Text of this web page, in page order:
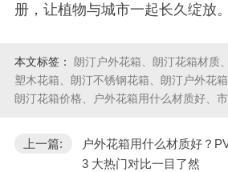
册，让植物与城市一起长久绽放。
本文标签：
朗汀户外花箱、朗汀花箱材质
塑木花箱、朗汀不锈钢花箱、朗汀户外花
朗汀花箱价格、户外花箱用什么材质好、
上一篇:
户外花箱用什么材质好？
3 大热门对比一目了然